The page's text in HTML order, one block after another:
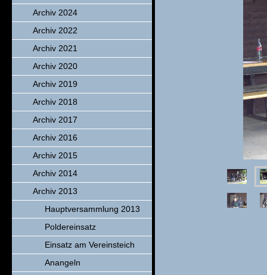
Archiv 2024
Archiv 2022
Archiv 2021
Archiv 2020
Archiv 2019
Archiv 2018
Archiv 2017
Archiv 2016
Archiv 2015
Archiv 2014
Archiv 2013
Hauptversammlung 2013
Poldereinsatz
Einsatz am Vereinsteich
Anangeln